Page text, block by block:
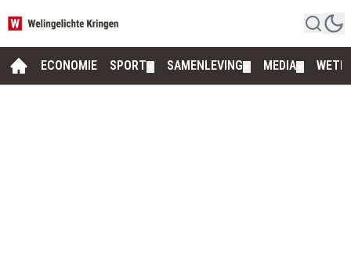
ECONOMIE SPORT SAMENLEVING MEDIA